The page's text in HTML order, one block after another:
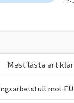
Mest lästa artiklar
mot EU